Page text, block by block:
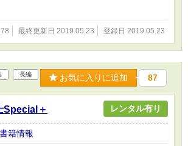
最終更新日 2019.05.23 登録日 2019.05.23
長編 お気に入りに追加 87
Special＋ レンタル有り
書籍情報